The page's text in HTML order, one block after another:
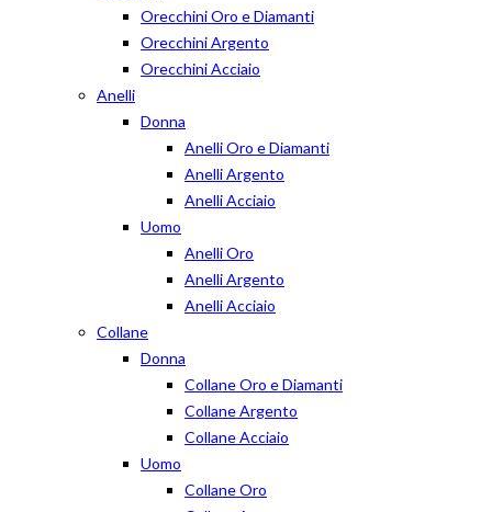
Orecchini Oro e Diamanti
Orecchini Argento
Orecchini Acciaio
Anelli
Donna
Anelli Oro e Diamanti
Anelli Argento
Anelli Acciaio
Uomo
Anelli Oro
Anelli Argento
Anelli Acciaio
Collane
Donna
Collane Oro e Diamanti
Collane Argento
Collane Acciaio
Uomo
Collane Oro